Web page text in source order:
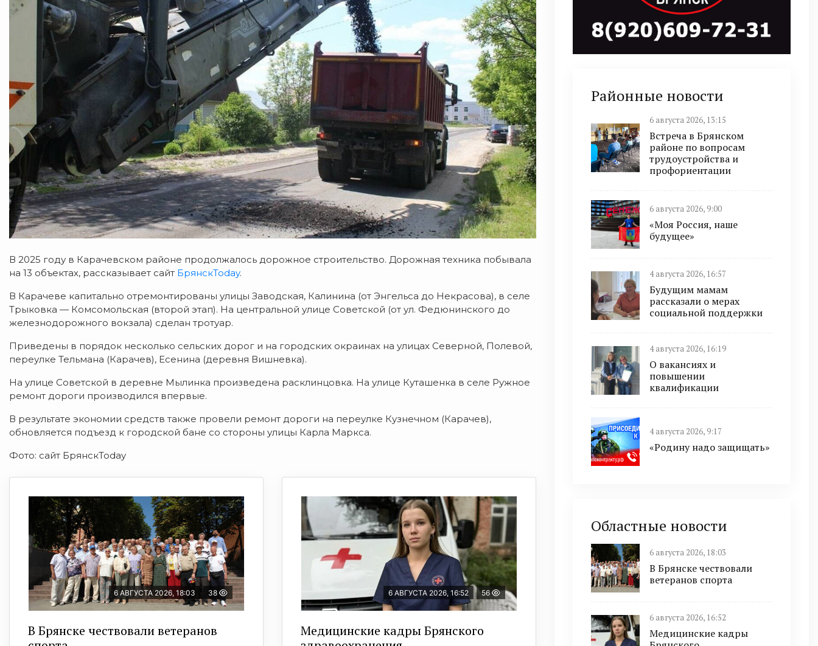
В 2025 году в Карачевском районе продолжалось дорожное строительство. Дорожная техника побывала
на 13 объектах, рассказывает сайт БрянскToday.
В Карачеве капитально отремонтированы улицы Заводская, Калинина (от Энгельса до Некрасова), в селе
Трыковка — Комсомольская (второй этап). На центральной улице Советской (от ул. Федюнинского до
железнодорожного вокзала) сделан тротуар.
Приведены в порядок несколько сельских дорог и на городских окраинах на улицах Северной, Полевой,
переулке Тельмана (Карачев), Есенина (деревня Вишневка).
На улице Советской в деревне Мылинка произведена расклинцовка. На улице Куташенка в селе Ружное
ремонт дороги производился впервые.
В результате экономии средств также провели ремонт дороги на переулке Кузнечном (Карачев),
обновляется подъезд к городской бане со стороны улицы Карла Маркса.
Фото: сайт БрянскToday
6 АВГУСТА 2026, 18:03 38
В Брянске чествовали ветеранов
6 АВГУСТА 2026, 16:52 56
Медицинские кадры Брянского
Районные новости
6 августа 2026, 13:15
Встреча в Брянском
районе по вопросам
трудоустройства и
профориентации
6 августа 2026, 9:00
«Моя Россия, наше
будущее»
4 августа 2026, 16:57
Будущим мамам
рассказали о мерах
социальной поддержки
4 августа 2026, 16:19
О вакансиях и
повышении
квалификации
4 августа 2026, 9:17
«Родину надо защищать»
Областные новости
6 августа 2026, 18:03
В Брянске чествовали
ветеранов спорта
6 августа 2026, 16:52
Медицинские кадры